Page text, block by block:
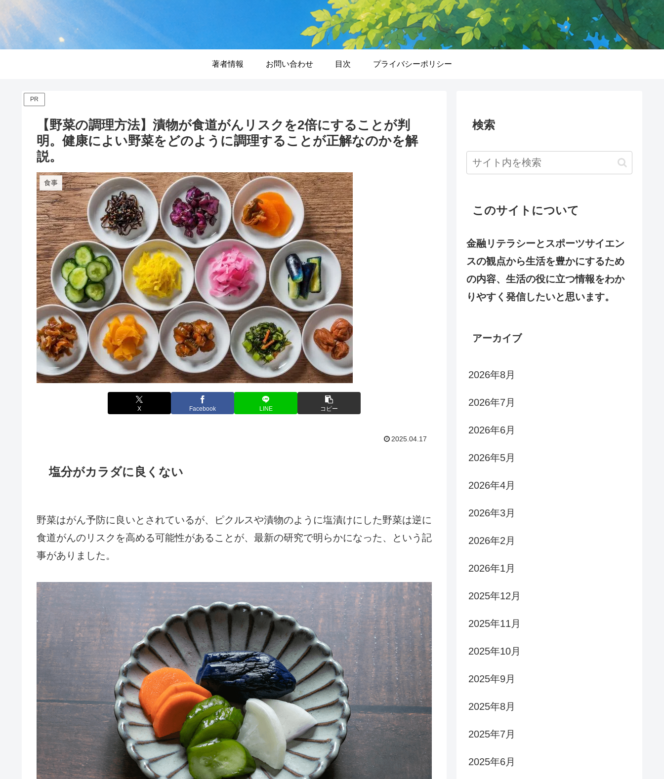
著者情報 お問い合わせ 目次 プライバシーポリシー
PR
【野菜の調理方法】漬物が食道がんリスクを2倍にすることが判
明。健康によい野菜をどのように調理することが正解なのかを解
説。
食事
X Facebook LINE コピー
2025.04.17
塩分がカラダに良くない
野菜はがん予防に良いとされているが、ピクルスや漬物のように塩漬けにした野菜は逆に
食道がんのリスクを高める可能性があることが、最新の研究で明らかになった、という記
事がありました。
検索
このサイトについて
金融リテラシーとスポーツサイエン
スの観点から生活を豊かにするため
の内容、生活の役に立つ情報をわか
りやすく発信したいと思います。
アーカイブ
2026年8月
2026年7月
2026年6月
2026年5月
2026年4月
2026年3月
2026年2月
2026年1月
2025年12月
2025年11月
2025年10月
2025年9月
2025年8月
2025年7月
2025年6月